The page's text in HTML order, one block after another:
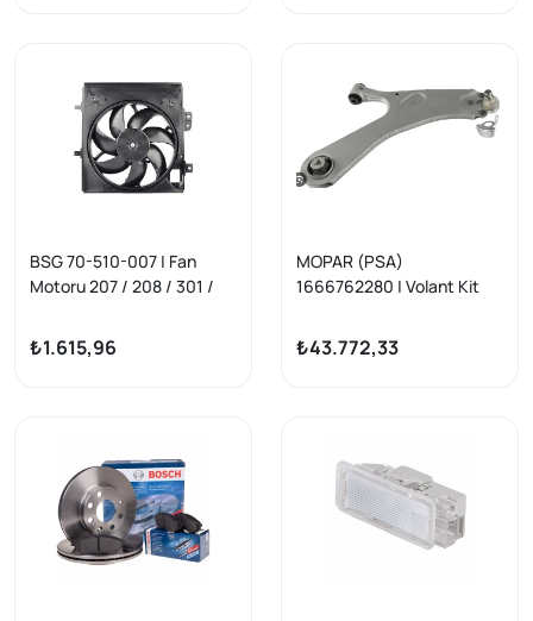
BSG 70-510-007 | Fan
Motoru 207 / 208 / 301 /
₺1.615,96
MOPAR (PSA)
1666762280 | Volant Kit
₺43.772,33